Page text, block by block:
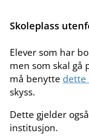
Skoleplass
Elever som har
men som skal gå
må benytte dette
skyss.
Dette gjelder
institusjon.